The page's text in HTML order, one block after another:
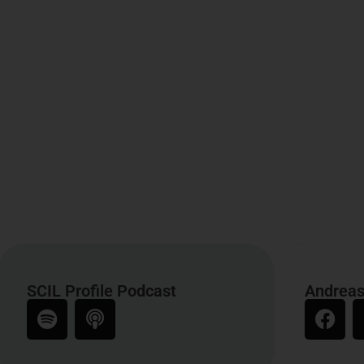
SCIL Profile Podcast